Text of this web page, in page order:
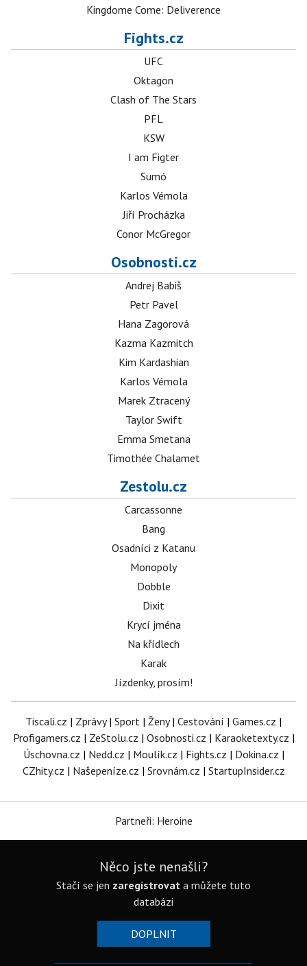
Kingdome Come: Deliverence
Fights.cz
UFC
Oktagon
Clash of The Stars
PFL
KSW
I am Figter
Sumó
Karlos Vémola
Jiří Procházka
Conor McGregor
Osobnosti.cz
Andrej Babiš
Petr Pavel
Hana Zagorová
Kazma Kazmitch
Kim Kardashian
Karlos Vémola
Marek Ztracený
Taylor Swift
Emma Smetana
Timothée Chalamet
Zestolu.cz
Carcassonne
Bang
Osadníci z Katanu
Monopoly
Dobble
Dixit
Krycí jména
Na křídlech
Karak
Jízdenky, prosím!
Tiscali.cz | Zprávy| Sport | Ženy| Cestování | Games.cz |
Profigamers.cz | ZeStolu.cz | Osobnosti.cz | Karaoketexty.cz |
Úschovna.cz | Nedd.cz | Moulík.cz | Fights.cz | Dokina.cz |
CZhity.cz | Našepeníze.cz | Srovnám.cz | StartupInsider.cz
Partneři: Heroine
Něco jste nenašli?
Stačí se jen zaregistrovat a můžete tuto
databázi
DOPLNIT